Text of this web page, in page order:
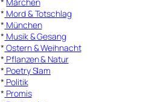
* Mord & Totschlag
* München
* Musik & Gesang
* Ostern & Weihnacht
* Pflanzen & Natur
* Poetry Slam
* Politik
* Promis